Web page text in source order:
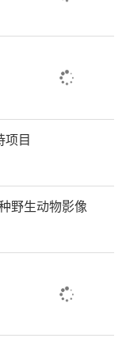
报人举报陕西
宣传，杨凌示
处理。
理有限公司在
”时使用疾病
中华人民共和
据《中华人民
一款第二项、
项目
野生动物影像